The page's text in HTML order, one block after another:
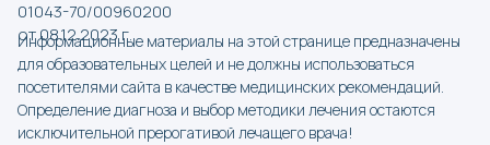
01043-70/00960200
от 08.12.2023 г.
Информационные материалы на этой странице предназначены
для образовательных целей и не должны использоваться
посетителями сайта в качестве медицинских рекомендаций.
Определение диагноза и выбор методики лечения остаются
исключительной прерогативой лечащего врача!